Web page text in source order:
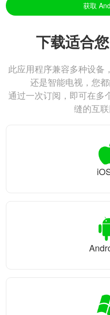
获取
下载适合
此应用程序兼容多种设备
还是智能电视，您都
通过一次订阅，即可在多
缝的互联